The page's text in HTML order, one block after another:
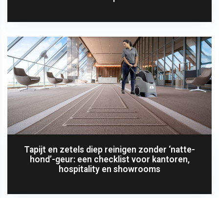
Tapijt en zetels diep reinigen zonder ‘natte-
hond’-geur: een checklist voor kantoren,
hospitality en showrooms